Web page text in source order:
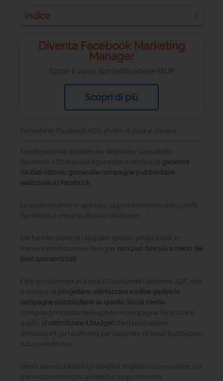
Indice
Diventa Facebook Marketing
Manager
Scopri il corso con certificazione MIUR
Scopri di più
Consulente Facebook ADS: chi è e di cosa si occupa
Il professionista digitale che definiamo Consulente
Facebook ADS è quella figura che si occupa di garantire
risultati ottimali grazie alle campagne pubblicitarie
realizzare su Facebook.
Lo accennavamo in apertura:
la portata organica dei profili
Facebook è ormai in declino da tempo.
Chi ha intenzione di utilizzare i propri profili social in
maniera professionale, dunque, non può fare più a meno dei
post sponsorizzati
Ed è qui che entra in scena il Consulente Facebook ADS, che
si occupa di progettare, ottimizzare e infine gestire le
campagne pubblicitarie su questo Social Media
Compito principale dell’esperto in campagne Facebook è
quello di ottimizzare il budget che il proprietario
dell’account gli ha affidato per l’acquisto di spazi pubblicitari
sulla piattaforma.
Dovrà quindi stabilire gli obiettivi
migliori da perseguire, sia
a breve termine che a medio e lungo termine